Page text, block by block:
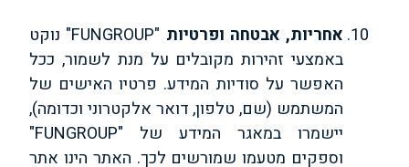
אחריות, אבטחה ופרטיות
"FUNGROUP" נוקט
באמצעי זהירות מקובלים על מנת לשמור, ככל
האפשר על סודיות המידע. פרטיו האישים של
המשתמש (שם, טלפון, דואר אלקטרוני וכדומה),
יישמרו במאגר המידע של "FUNGROUP"
וספקים מטעמו שמורשים לכך. האתר הינו אתר